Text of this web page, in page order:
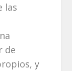
las
de
y